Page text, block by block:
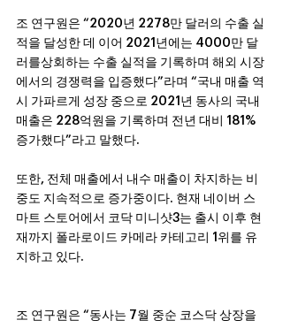
조 연구원은 “2020년 2278만 달러의 수출 실
적을 달성한 데 이어 2021년에는 4000만 달
러를상회하는 수출 실적을 기록하며 해외 시장
에서의 경쟁력을 입증했다”라며 “국내 매출 역
시 가파르게 성장 중으로 2021년 동사의 국내
매출은 228억원을 기록하며 전년 대비 181%
증가했다”라고 말했다.
또한, 전체 매출에서 내수 매출이 차지하는 비
중도 지속적으로 증가중이다. 현재 네이버 스
마트 스토어에서 코닥 미니샷3는 출시 이후 현
재까지 폴라로이드 카메라 카테고리 1위를 유
지하고 있다.
조 연구원은 “동사는 7월 중순 코스닥 상장을